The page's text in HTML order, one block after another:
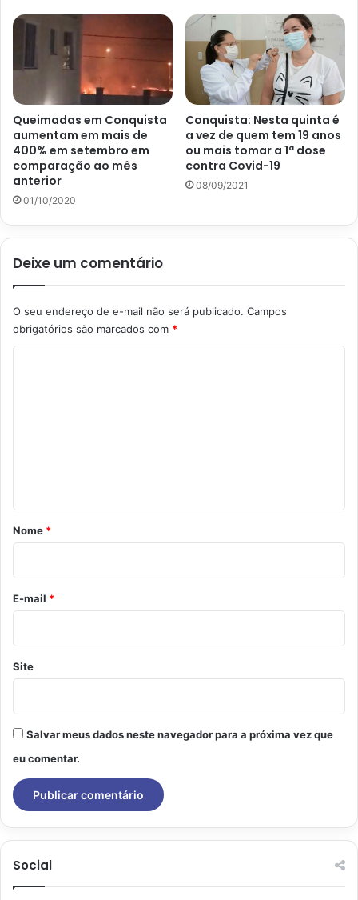
Queimadas em Conquista
aumentam em mais de
400% em setembro em
comparação ao mês
anterior
01/10/2020
Conquista: Nesta quinta é
a vez de quem tem 19 anos
ou mais tomar a 1ª dose
contra Covid-19
08/09/2021
Deixe um comentário
O seu endereço de e-mail não será publicado. Campos
obrigatórios são marcados com *
r
o
*
Nome *
E-mail *
Site
Salvar meus dados neste navegador para a próxima vez que
eu comentar.
Social